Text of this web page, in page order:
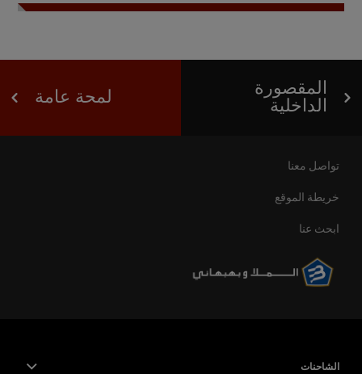
المقصورة
الداخلية لمحة عامة
تواصل معنا
خريطة الموقع
ابحث عنا
الشاحنات